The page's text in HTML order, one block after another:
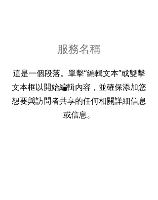
服務名稱
這是一個段落。單擊“編輯文本”或雙擊
文本框以開始編輯內容，並確保添加您
想要與訪問者共享的任何相關詳細信息
或信息。